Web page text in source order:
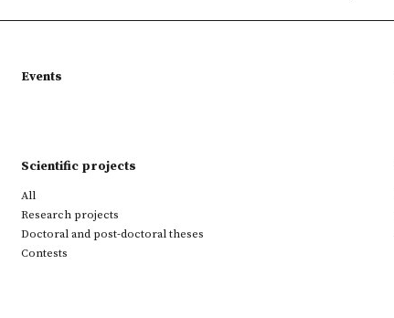
Events
Scientific projects
All
Research projects
Doctoral and post-doctoral theses
Contests